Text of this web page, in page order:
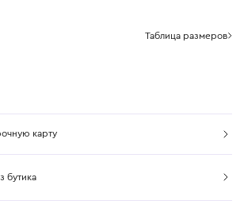
Таблица размеров
карту
бутика